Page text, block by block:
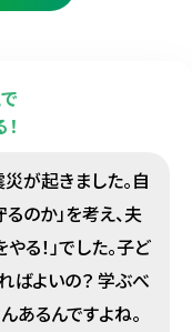
が起きました。自
のか」を考え、夫
る！」でした。子ど
ばよいの？ 学ぶべ
あるんですよね。